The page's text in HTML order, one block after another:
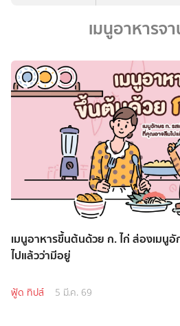
เมนูอาหารจ
เมนูอาหารขึ้นต้นด้วย ก. ไก่ ส่องเมนู
ไปแล้วว่ามีอยู่
ฟู้ด ทิปส์ 5 มี.ค. 69